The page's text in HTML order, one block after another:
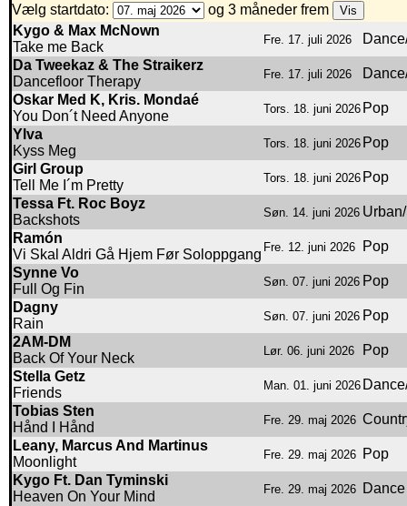
Vælg startdato:
og 3 måneder frem
Kygo & Max McNown
Take me Back
Fre. 17. juli 2026
Da Tweekaz & The Straikerz
Dancefloor Therapy
Fre. 17. juli 2026
Oskar Med K, Kris. Mondaé
You Don´t Need Anyone
Tors. 18. juni 2026 Pop
Ylva
Kyss Meg
Tors. 18. juni 2026 Pop
Girl Group
Tell Me I´m Pretty
Tors. 18. juni 2026 Pop
Tessa Ft. Roc Boyz
Backshots
Søn. 14. juni 2026
Ramón
Vi Skal Aldri Gå Hjem Før Soloppgang Fre. 12. juni 2026
Pop
Synne Vo
Full Og Fin
Søn. 07. juni 2026 Pop
Dagny
Rain
Søn. 07. juni 2026 Pop
2AM-DM
Back Of Your Neck
Lør. 06. juni 2026
Pop
Stella Getz
Friends
Man. 01. juni 2026
Tobias Sten
Hånd I Hånd
Fre. 29. maj 2026
Leany, Marcus And Martinus
Moonlight
Fre. 29. maj 2026 Pop
Kygo Ft. Dan Tyminski
Heaven On Your Mind
Fre. 29. maj 2026 Dance